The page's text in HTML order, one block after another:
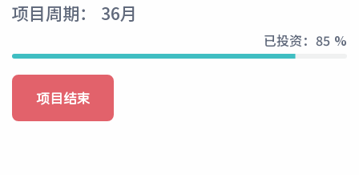
项目周期： 36月
已投资： 94 %
项目结束